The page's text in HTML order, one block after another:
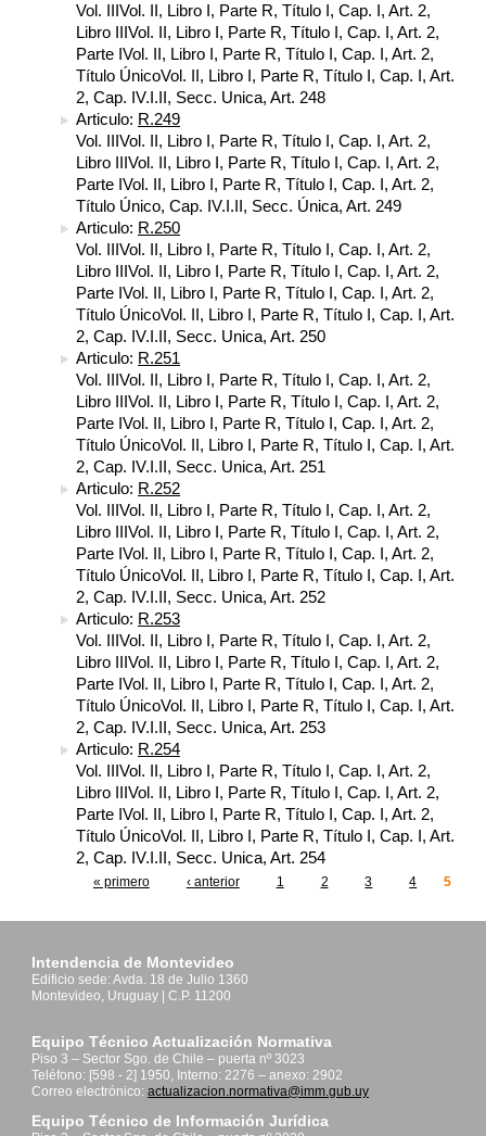
Vol. IIIVol. II, Libro I, Parte R, Título I, Cap. I, Art. 2,
Libro IIIVol. II, Libro I, Parte R, Título I, Cap. I, Art. 2,
Parte IVol. II, Libro I, Parte R, Título I, Cap. I, Art. 2,
Título ÚnicoVol. II, Libro I, Parte R, Título I, Cap. I, Art.
2, Cap. IV.I.II, Secc. Unica, Art. 248
Articulo: R.249
Vol. IIIVol. II, Libro I, Parte R, Título I, Cap. I, Art. 2,
Libro IIIVol. II, Libro I, Parte R, Título I, Cap. I, Art. 2,
Parte IVol. II, Libro I, Parte R, Título I, Cap. I, Art. 2,
Título Único, Cap. IV.I.II, Secc. Única, Art. 249
Articulo: R.250
Vol. IIIVol. II, Libro I, Parte R, Título I, Cap. I, Art. 2,
Libro IIIVol. II, Libro I, Parte R, Título I, Cap. I, Art. 2,
Parte IVol. II, Libro I, Parte R, Título I, Cap. I, Art. 2,
Título ÚnicoVol. II, Libro I, Parte R, Título I, Cap. I, Art.
2, Cap. IV.I.II, Secc. Unica, Art. 250
Articulo: R.251
Vol. IIIVol. II, Libro I, Parte R, Título I, Cap. I, Art. 2,
Libro IIIVol. II, Libro I, Parte R, Título I, Cap. I, Art. 2,
Parte IVol. II, Libro I, Parte R, Título I, Cap. I, Art. 2,
Título ÚnicoVol. II, Libro I, Parte R, Título I, Cap. I, Art.
2, Cap. IV.I.II, Secc. Unica, Art. 251
Articulo: R.252
Vol. IIIVol. II, Libro I, Parte R, Título I, Cap. I, Art. 2,
Libro IIIVol. II, Libro I, Parte R, Título I, Cap. I, Art. 2,
Parte IVol. II, Libro I, Parte R, Título I, Cap. I, Art. 2,
Título ÚnicoVol. II, Libro I, Parte R, Título I, Cap. I, Art.
2, Cap. IV.I.II, Secc. Unica, Art. 252
Articulo: R.253
Vol. IIIVol. II, Libro I, Parte R, Título I, Cap. I, Art. 2,
Libro IIIVol. II, Libro I, Parte R, Título I, Cap. I, Art. 2,
Parte IVol. II, Libro I, Parte R, Título I, Cap. I, Art. 2,
Título ÚnicoVol. II, Libro I, Parte R, Título I, Cap. I, Art.
2, Cap. IV.I.II, Secc. Unica, Art. 253
Articulo: R.254
Vol. IIIVol. II, Libro I, Parte R, Título I, Cap. I, Art. 2,
Libro IIIVol. II, Libro I, Parte R, Título I, Cap. I, Art. 2,
Parte IVol. II, Libro I, Parte R, Título I, Cap. I, Art. 2,
Título ÚnicoVol. II, Libro I, Parte R, Título I, Cap. I, Art.
2, Cap. IV.I.II, Secc. Unica, Art. 254
Páginas
« primero ‹ anterior 1 2 3 4 5
Intendencia de Montevideo
Edificio sede: Avda. 18 de Julio 1360
Montevideo, Uruguay | C.P. 11200
Equipo Técnico Actualización Normativa
Piso 3 – Sector Sgo. de Chile – puerta nº 3023
Teléfono: [598 - 2] 1950, Interno: 2276 – anexo: 2902
Correo electrónico: actualizacion.normativa@imm.gub.uy
Equipo Técnico de Información Jurídica